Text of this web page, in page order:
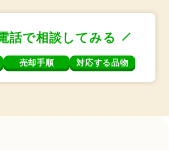
話で相談してみる
売却手順 対応する品物